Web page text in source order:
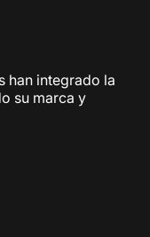
han integrado la
su marca y